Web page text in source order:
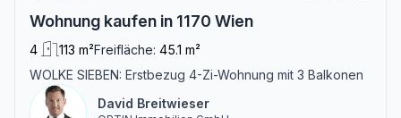
Wohnung kaufen in 1170 Wien
4 113 m²Freifläche: 45.1 m²
WOLKE SIEBEN: Erstbezug 4-Zi-Wohnung mit 3 Balkonen
David Breitwieser